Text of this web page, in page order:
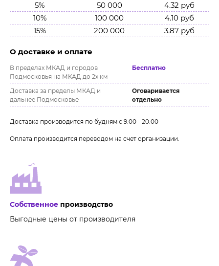
5%
50 000
4.32 руб
10%
100 000
4.10 руб
15%
200 000 3.87 руб
О доставке и оплате
В пределах МКАД и городов
Подмосковья на МКАД до 2х км
Бесплатно
Доставка за пределы МКАД и
дальнее Подмосковье
Оговаривается
отдельно
Доставка производится по будням с 9:00 - 20:00
Оплата производится переводом на счет организации.
Собственное производство
Выгодные цены от производителя